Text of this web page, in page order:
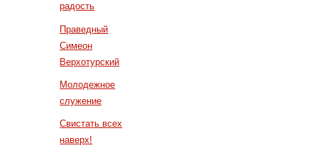
радость
Праведный
Симеон
Верхотурский
Молодежное
служение
Свистать всех
наверх!